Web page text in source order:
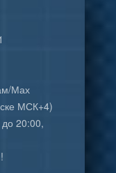
Мах
МСК+4)
20:00,